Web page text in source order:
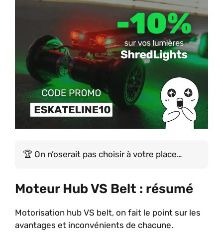
On n’oserait pas choisir à votre place…
Moteur Hub VS Belt : résumé
Motorisation hub VS belt, on fait le point sur les
avantages et inconvénients de chacune.